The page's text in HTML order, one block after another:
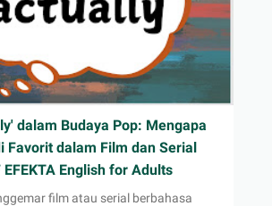
dalam Budaya Pop: Mengapa
Favorit dalam Film dan Serial
English for Adults
film atau serial berbahasa